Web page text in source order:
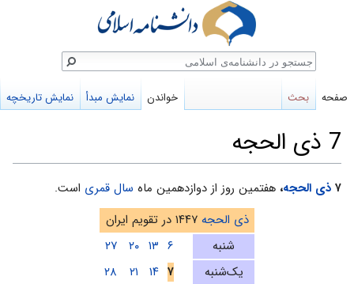
7 ذی الحجه
پرش
پرش
۷ ذی الحجه، هفتمین روز از دوازدهمین ماه سال قمری است.
ذی الحجه ۱۴۴۷ در تقویم ایران
شنبه
۶ ۱۳ ۲۰
۲۷
یک‌شنبه
۷ ۱۴ ۲۱
۲۸
صفحه بحث خواندن نمایش مبدأ نمایش تاریخچه
جستجو